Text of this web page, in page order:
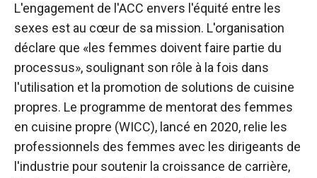
L'engagement de l'ACC envers l'équité entre les
sexes est au cœur de sa mission. L'organisation
déclare que «les femmes doivent faire partie du
processus», soulignant son rôle à la fois dans
l'utilisation et la promotion de solutions de cuisine
propres. Le programme de mentorat des femmes
en cuisine propre (WICC), lancé en 2020, relie les
professionnels des femmes avec les dirigeants de
l'industrie pour soutenir la croissance de carrière,